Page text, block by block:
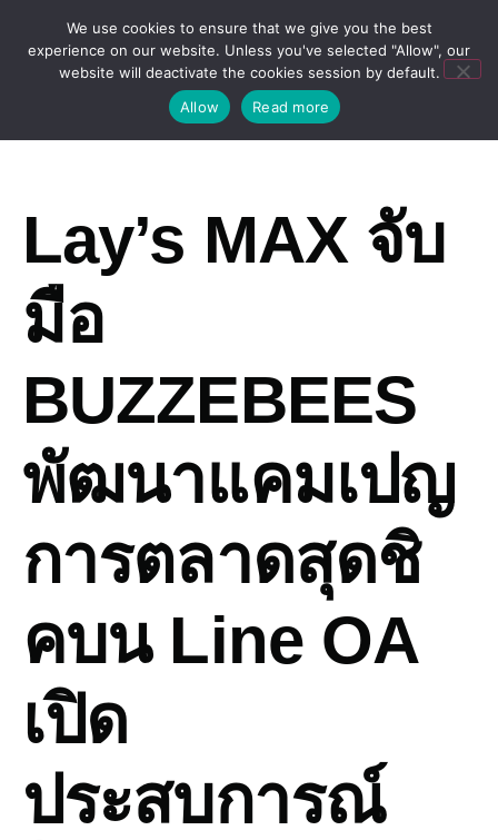
Lay’s MAX จับ
มือ
BUZZEBEES
พัฒนาแคมเปญ
การตลาดสุดชิ
คบน Line OA
เปิด
ประสบการณ์
We use cookies to ensure that we give you the best
experience on our website. Unless you've selected "Allow", our
website will deactivate the cookies session by default.
Allow
Read more